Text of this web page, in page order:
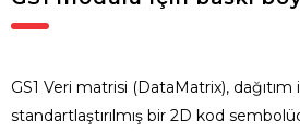
GS1 Veri matrisi (DataMatrix), dağıtım
standartlaştırılmış bir 2D kod